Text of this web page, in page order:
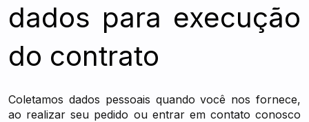
dados para execução
do contrato
Coletamos dados pessoais quando você nos fornece,
ao realizar seu pedido ou entrar em contato conosco